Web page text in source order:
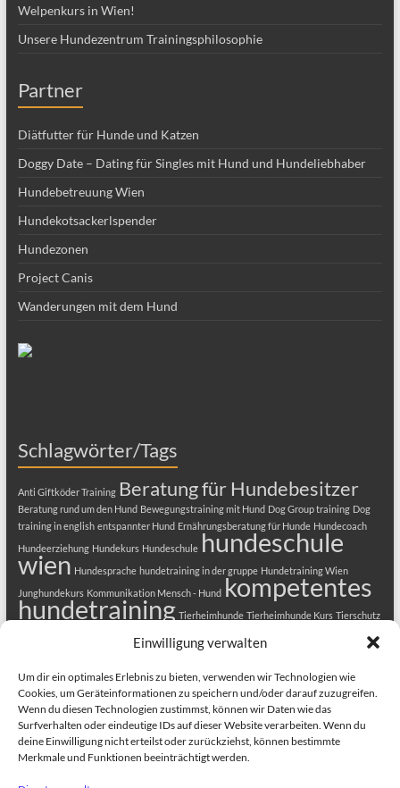
Einwilligung verwalten
Um dir ein optimales Erlebnis zu bieten, verwenden wir Technologien wie
Cookies, um Geräteinformationen zu speichern und/oder darauf zuzugreifen.
Wenn du diesen Technologien zustimmst, können wir Daten wie das
Surfverhalten oder eindeutige IDs auf dieser Website verarbeiten. Wenn du
deine Einwilligung nicht erteilst oder zurückziehst, können bestimmte
Merkmale und Funktionen beeinträchtigt werden.
Welpenkurs in Wien!
Unsere Hundezentrum Trainingsphilosophie
Partner
Diätfutter für Hunde und Katzen
Doggy Date – Dating für Singles mit Hund und Hundeliebhaber
Hundebetreuung Wien
Hundekotsackerlspender
Hundezonen
Project Canis
Wanderungen mit dem Hund
Schlagwörter/Tags
Anti Giftköder Training Beratung für Hundebesitzer
Beratung rund um den Hund Bewegungstraining mit Hund Dog Group training Dog
training in english entspannter Hund Ernährungsberatung für Hunde Hundecoach
Hundeerziehung Hundekurs Hundeschule hundeschule
wien Hundesprache hundetraining in der gruppe Hundetraining Wien
Junghundekurs Kommunikation Mensch - Hund kompetentes
hundetraining Tierheimhunde Tierheimhunde Kurs Tierschutz
Welpenkurs in Wien
Welpenschule Welpentraining